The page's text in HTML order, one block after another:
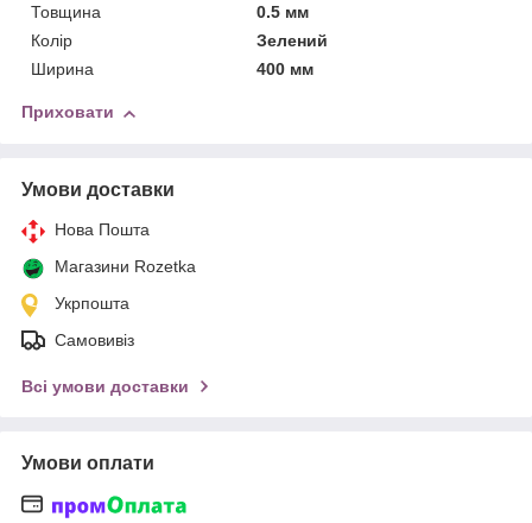
Товщина
0.5 мм
Колір
Зелений
Ширина
400 мм
Приховати
Умови доставки
Нова Пошта
Магазини Rozetka
Укрпошта
Самовивіз
Всі умови доставки
Умови оплати